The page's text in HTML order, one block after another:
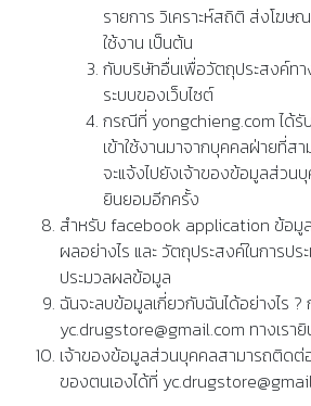
รายการ วิเคราะห์สถิติ ส่งโฆษ
ใช้งาน เป็นต้น
กับบริษัทอื่นเพื่อวัตถุประสงค์ท
ระบบของเว็บไซต์
กรณีที่ yongchieng.com ได้
เข้าใช้งานมาจากบุคคลฝ่ายที่ส
จะแจ้งไปยังเจ้าของข้อมูลส่วน
ยินยอมอีกครั้ง
สำหรับ facebook application ข้อมู
ผลอย่างไร และ วัตถุประสงค์ในการปร
ประมวลผลข้อมูล
ฉันจะลบข้อมูลเกี่ยวกับฉันได้อย่างไร
yc.drugstore@gmail.com ทางเรา
เจ้าของข้อมูลส่วนบุคคลสามารถติดต่
ของตนเองได้ที่